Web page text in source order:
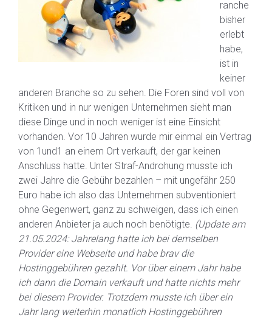
ranche
bisher
erlebt
habe,
ist in
keiner
anderen Branche so zu sehen. Die Foren sind voll von
Kritiken und in nur wenigen Unternehmen sieht man
diese Dinge und in noch weniger ist eine Einsicht
vorhanden. Vor 10 Jahren wurde mir einmal ein Vertrag
von 1und1 an einem Ort verkauft, der gar keinen
Anschluss hatte. Unter Straf-Androhung musste ich
zwei Jahre die Gebühr bezahlen – mit ungefähr 250
Euro habe ich also das Unternehmen subventioniert
ohne Gegenwert, ganz zu schweigen, dass ich einen
anderen Anbieter ja auch noch benötigte. (Update am
21.05.2024: Jahrelang hatte ich bei demselben
Provider eine Webseite und habe brav die
Hostinggebühren gezahlt. Vor über einem Jahr habe
ich dann die Domain verkauft und hatte nichts mehr
bei diesem Provider. Trotzdem musste ich über ein
Jahr lang weiterhin monatlich Hostinggebühren